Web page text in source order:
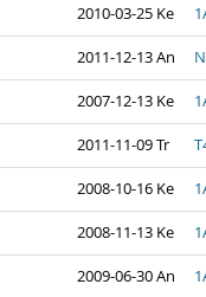
2010-03-25 Ke
2011-12-13 An
2007-12-13 Ke
2011-11-09 Tr
2008-10-16 Ke
2008-11-13 Ke
2009-06-30 An